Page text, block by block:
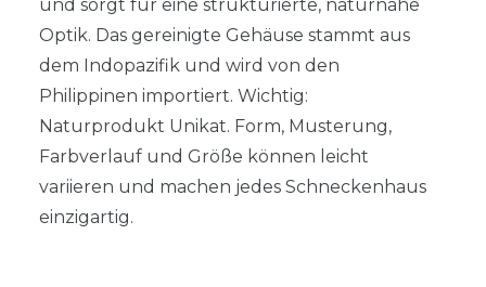
und sorgt für eine strukturierte, naturnahe
Optik. Das gereinigte Gehäuse stammt aus
dem Indopazifik und wird von den
Philippinen importiert. Wichtig:
Naturprodukt Unikat. Form, Musterung,
Farbverlauf und Größe können leicht
variieren und machen jedes Schneckenhaus
einzigartig.